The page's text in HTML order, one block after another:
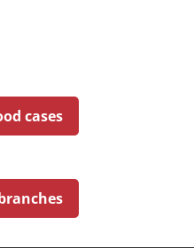
cases